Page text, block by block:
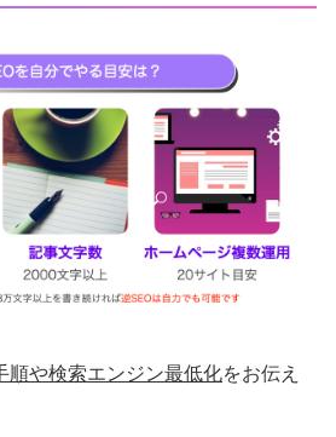
順や検索エンジン最低化をお伝え